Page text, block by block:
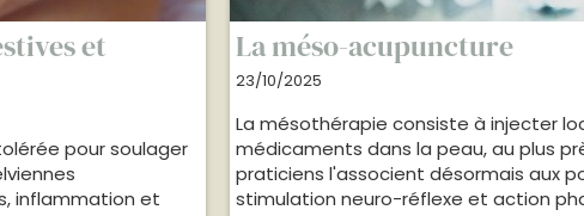
et
pour soulager
inflammation et
La méso-acupuncture
23/10/2025
La mésothérapie consiste à injecter
médicaments dans la peau, au plus
praticiens l'associent désormais aux
stimulation neuro-réflexe et action